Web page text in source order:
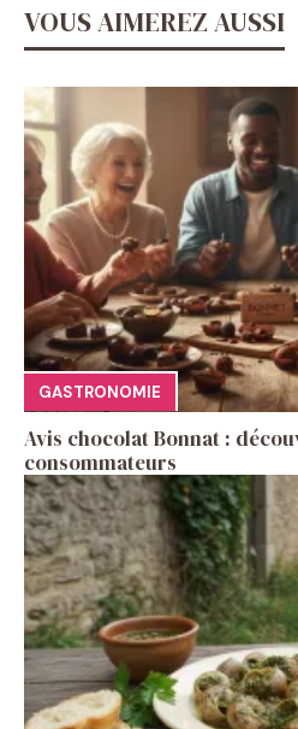
VOUS AIMEREZ AUSSI
GASTRONOMIE
Avis chocolat Bonnat :
consommateurs